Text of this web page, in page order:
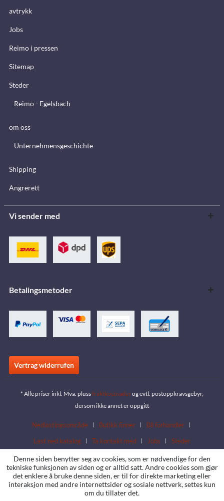
avtrykk
Jobs
Reimo i pressen
Sitemap
Steder
Reimo - Egelsbach
om oss
Unternehmensgeschichte
Shipping
Angrerett
Vi sender med
Betalingsmetoder
Vertrag widerrufen
* Alle priser inkl. Mva. plussfraktkostnaderog evtl. postoppkravsgebyr,
dersom ikke annet er oppgitt
Nedlastingsområde Butikk finner
Bli forhandler
Last ned katalog
Ta kontakt med Jobs Steder
Denne siden benytter seg av cookies, som er nødvendige for den
tekniske funksjonen av siden og er alltid satt. Andre cookies som gjør
det enklere å bruke denne siden, er til for direkte marketing eller
interaksjon med andre internettsider og sosiale nettverk, settes kun
om du tillater det.